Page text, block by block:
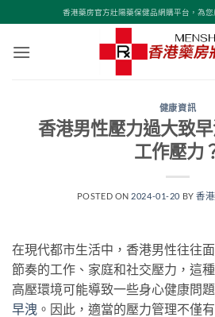
to
content
香港藥房官方壯陽藥保健品網購平台，為您
健康資訊
香港男性壓力過大致
工作壓力
POSTED ON 2024-01-20 BY香
在現代都市生活中，香港男性往往
節奏的工作、家庭和社交壓力，這
高壓環境可能導致一些身心健康問
早洩 。因此，適當的壓力管理不僅